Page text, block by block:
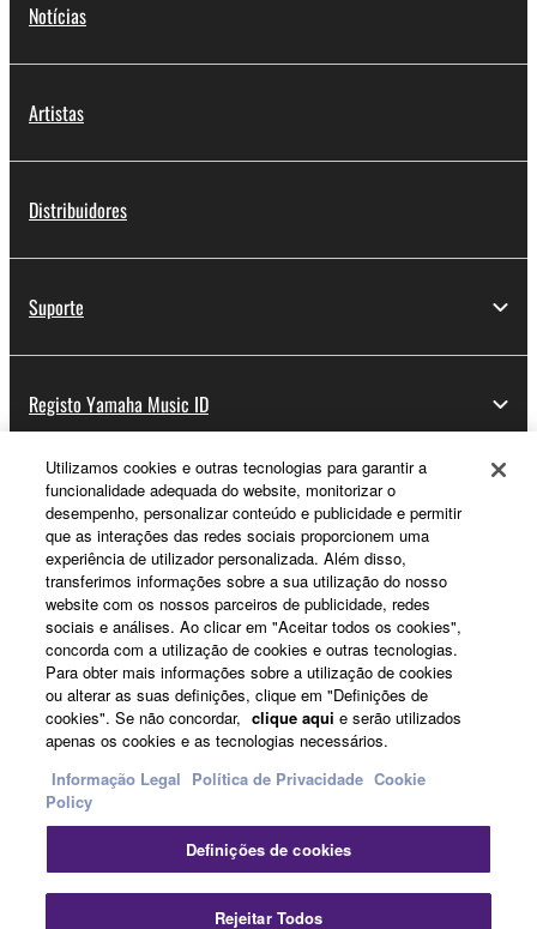
Notícias
Artistas
Distribuidores
Suporte
Registo Yamaha Music ID
Sobre a Yamaha
Portugal - Portuguese
Negócio
Contacte-nosTermos e CondiçõesPolítica de Privacidade
Política de cookiesInformação Legal
Utilizamos cookies e outras tecnologias para garantir a
funcionalidade adequada do website, monitorizar o
desempenho, personalizar conteúdo e publicidade e permitir
que as interações das redes sociais proporcionem uma
experiência de utilizador personalizada. Além disso,
transferimos informações sobre a sua utilização do nosso
website com os nossos parceiros de publicidade, redes
sociais e análises. Ao clicar em "Aceitar todos os cookies",
concorda com a utilização de cookies e outras tecnologias.
Para obter mais informações sobre a utilização de cookies
ou alterar as suas definições, clique em "Definições de
cookies". Se não concordar, clique aqui e serão utilizados
apenas os cookies e as tecnologias necessários.
Informação Legal Política de Privacidade Cookie
Policy
Definições de cookies
Rejeitar Todos